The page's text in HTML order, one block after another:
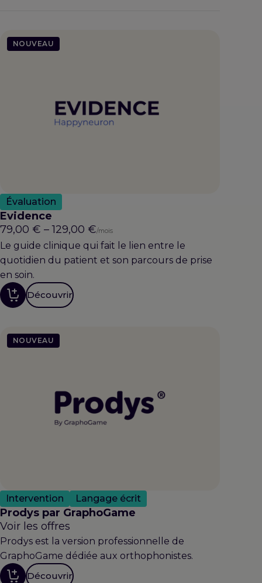
NOUVEAU
Évaluation
Evidence
79,00 € –129,00 €Plage
de
prix :
/mois
Le guide clinique qui fait le lien entre le
quotidien du patient et son parcours de prise
en soin.
Découvrir
NOUVEAU
Intervention Langage écrit
Prodys par GraphoGame
Voir les offres
Prodys est la version professionnelle de
GraphoGame dédiée aux orthophonistes.
Découvrir